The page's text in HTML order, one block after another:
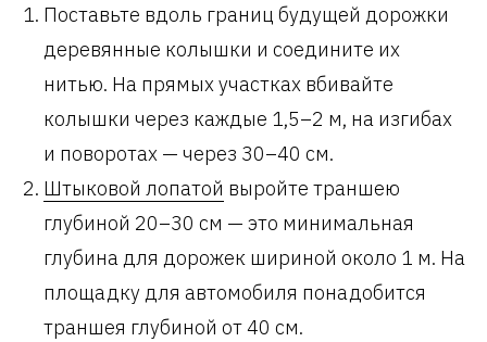
Поставьте вдоль границ будущей дорожки
деревянные колышки и соедините их
нитью. На прямых участках вбивайте
колышки через каждые 1,5–2 м, на изгибах
и поворотах — через 30–40 см.
Штыковой лопатой выройте траншею
глубиной 20–30 см — это минимальная
глубина для дорожек шириной около 1 м. На
площадку для автомобиля понадобится
траншея глубиной от 40 см.